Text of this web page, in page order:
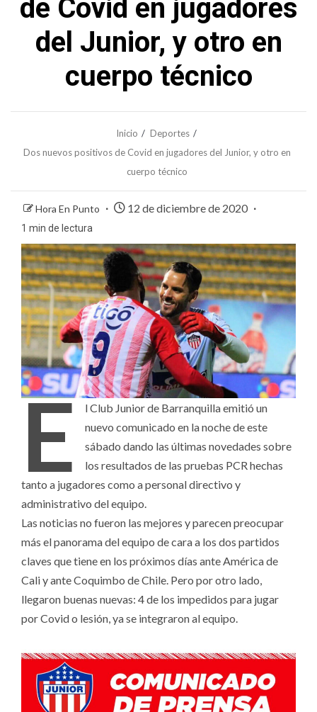
de Covid en jugadores
del Junior, y otro en
cuerpo técnico
Inicio
Deportes
Dos nuevos positivos de Covid en jugadores del Junior, y otro en
cuerpo técnico
Hora En Punto 12 de diciembre de 2020
1 min de lectura
E
l Club Junior de Barranquilla emitió un
nuevo comunicado en la noche de este
sábado dando las últimas novedades sobre
los resultados de las pruebas PCR hechas
tanto a jugadores como a personal directivo y
administrativo del equipo.
Las noticias no fueron las mejores y parecen preocupar
más el panorama del equipo de cara a los dos partidos
claves que tiene en los próximos días ante América de
Cali y ante Coquimbo de Chile. Pero por otro lado,
llegaron buenas nuevas: 4 de los impedidos para jugar
por Covid o lesión, ya se integraron al equipo.